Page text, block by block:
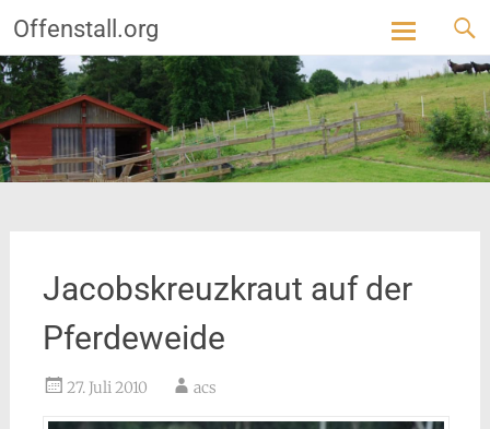
Offenstall.org
Skip
to
content
Jacobskreuzkraut auf der
Pferdeweide
27. Juli 2010 acs